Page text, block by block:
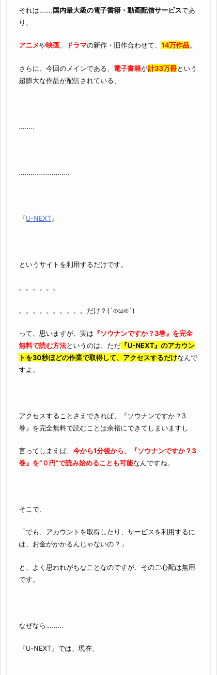
それは…….国内最大級の電子書籍・動画配信サービスであ
り、
アニメや映画 ドラマの新作・旧作合わせて、 14万作品。
さらに、今回のメインである、 電子書籍が計33万冊という
超膨大な作品が配信されている、
……..
……………………..
『U-NEXT』
というサイトを利用するだけです。
。。。。。。
。。。。。。。。。。だけ？(´⊙ω⊙`)
って、思いますが、実は 『ソウナンですか？3巻』を完全
無料で読む方法というのは、ただ 『U-NEXT』のアカウン
トを30秒ほどの作業で取得して、アクセスするだけなんで
すよ。
アクセスすることさえできれば、『ソウナンですか？3
巻』を完全無料で読むことは余裕にできてしまいますし
言ってしまえば、 今から1分後から、『ソウナンですか？3
巻』を“０円”で読み始めることも可能なんですね。
そこで、
「でも、アカウントを取得したり、サービスを利用するに
は、お金がかかるんじゃないの？」
と、よく思われがちなことなのですが、そのご心配は無用
です。
なぜなら………
『U-NEXT』では、現在、